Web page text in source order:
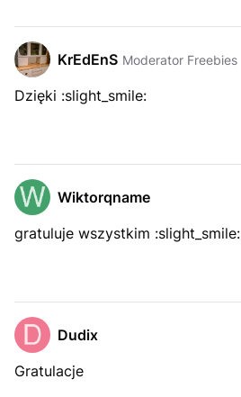
KrEdEnS Moderator Freebies
Dzięki :slight_smile:
Wiktorqname
gratuluje wszystkim :slight_smile:
Dudix
Gratulacje